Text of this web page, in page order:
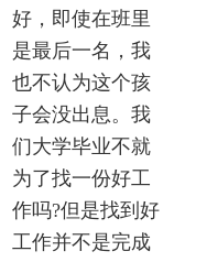
好，即使在班里
是最后一名，我
也不认为这个孩
子会没出息。我
们大学毕业不就
为了找一份好工
作吗?但是找到好
工作并不是完成